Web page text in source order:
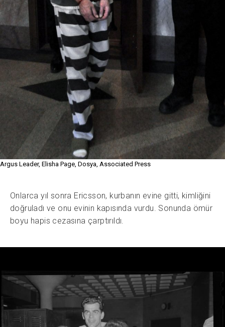
Argus Leader, Elisha Page, Dosya, Associated Press
Onlarca yıl sonra Ericsson, kurbanın evine gitti, kimliğini
doğruladı ve onu evinin kapısında vurdu. Sonunda ömür
boyu hapis cezasına çarptırıldı.